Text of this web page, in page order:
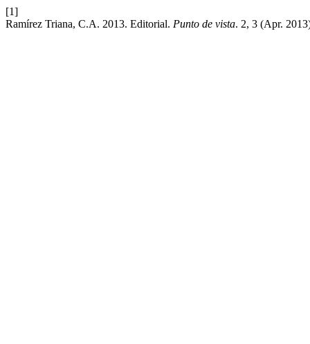
[1]
Ramírez Triana, C.A. 2013. Editorial. Punto de vista. 2, 3 (Apr.